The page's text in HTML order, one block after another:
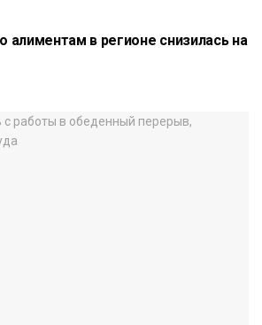
алиментам в регионе снизилась на